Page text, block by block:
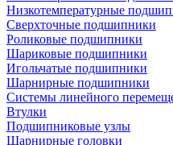
Низкотемпературные
Сверхточные подшипники
Роликовые подшипники
Шариковые подшипники
Игольчатые подшипники
Шарнирные подшипники
Системы линейного
Втулки
Подшипниковые узлы
Шарнирные головки